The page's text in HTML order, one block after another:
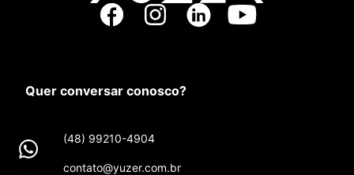
Quer conversar conosco?
(48) 99210-4904
contato@yuzer.com.br